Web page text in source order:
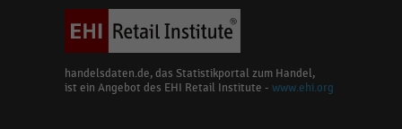
handelsdaten.de, das Statistikportal zum Handel,
ist ein Angebot des EHI Retail Institute - www.ehi.org